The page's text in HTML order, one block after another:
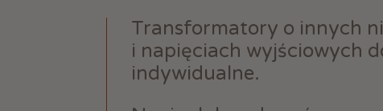
Transformatory o innych
i napięciach wyjściowych
indywidualne.